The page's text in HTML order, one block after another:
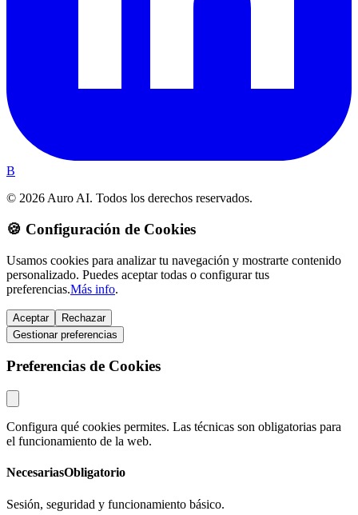
B
© 2026 Auro AI. Todos los derechos reservados.
🍪 Configuración de Cookies
Usamos cookies para analizar tu navegación y mostrarte contenido
personalizado. Puedes aceptar todas o configurar tus
preferencias.Más info.
Aceptar
Rechazar
Gestionar preferencias
Preferencias de Cookies
Configura qué cookies permites. Las técnicas son obligatorias para
el funcionamiento de la web.
NecesariasObligatorio
Sesión, seguridad y funcionamiento básico.